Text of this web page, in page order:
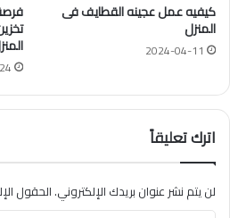
كيفيه عمل عجينه القطايف فى
المنزل
2024-04-11
اترك تعليقاً
لن يتم نشر عنوان بريدك الإلكتروني.الحقول